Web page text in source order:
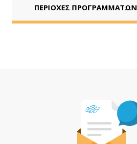
ΠΕΡΙΟΧΕΣ ΠΡΟΓΡΑΜΜΑΤΩΝ